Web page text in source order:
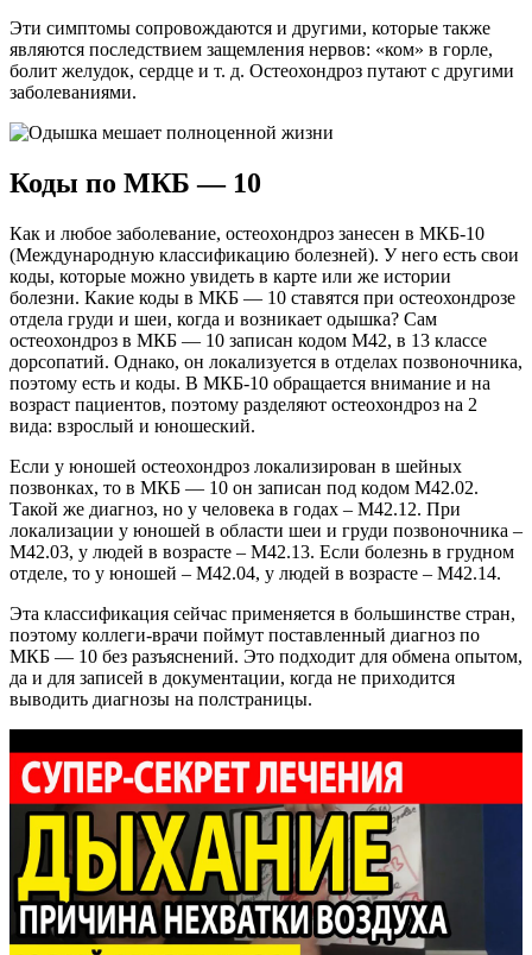
Эти симптомы сопровождаются и другими, которые также
являются последствием защемления нервов: «ком» в горле,
болит желудок, сердце и т. д. Остеохондроз путают с другими
заболеваниями.
Коды по МКБ — 10
Как и любое заболевание, остеохондроз занесен в МКБ-10
(Международную классификацию болезней). У него есть свои
коды, которые можно увидеть в карте или же истории
болезни. Какие коды в МКБ — 10 ставятся при остеохондрозе
отдела груди и шеи, когда и возникает одышка? Сам
остеохондроз в МКБ — 10 записан кодом М42, в 13 классе
дорсопатий. Однако, он локализуется в отделах позвоночника,
поэтому есть и коды. В МКБ-10 обращается внимание и на
возраст пациентов, поэтому разделяют остеохондроз на 2
вида: взрослый и юношеский.
Если у юношей остеохондроз локализирован в шейных
позвонках, то в МКБ — 10 он записан под кодом М42.02.
Такой же диагноз, но у человека в годах – М42.12. При
локализации у юношей в области шеи и груди позвоночника –
М42.03, у людей в возрасте – М42.13. Если болезнь в грудном
отделе, то у юношей – М42.04, у людей в возрасте – М42.14.
Эта классификация сейчас применяется в большинстве стран,
поэтому коллеги-врачи поймут поставленный диагноз по
МКБ — 10 без разъяснений. Это подходит для обмена опытом,
да и для записей в документации, когда не приходится
выводить диагнозы на полстраницы.